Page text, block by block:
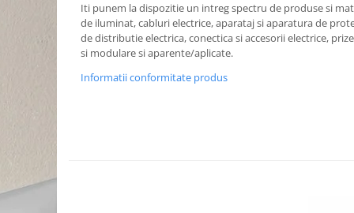
Iti punem la dispozitie un intreg spectru de produse si
de iluminat, cabluri electrice, aparataj si aparatura de
de distributie electrica, conectica si accesorii electrice,
si modulare si aparente/aplicate.
Informatii conformitate produs